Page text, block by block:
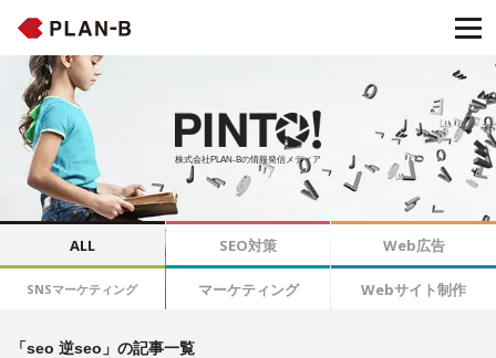
株式会社PLAN-Bの情報発信メディア
ALL SEO対策 Web広告
SNSマーケティング マーケティング Webサイト制作
「seo 逆seo」の記事一覧